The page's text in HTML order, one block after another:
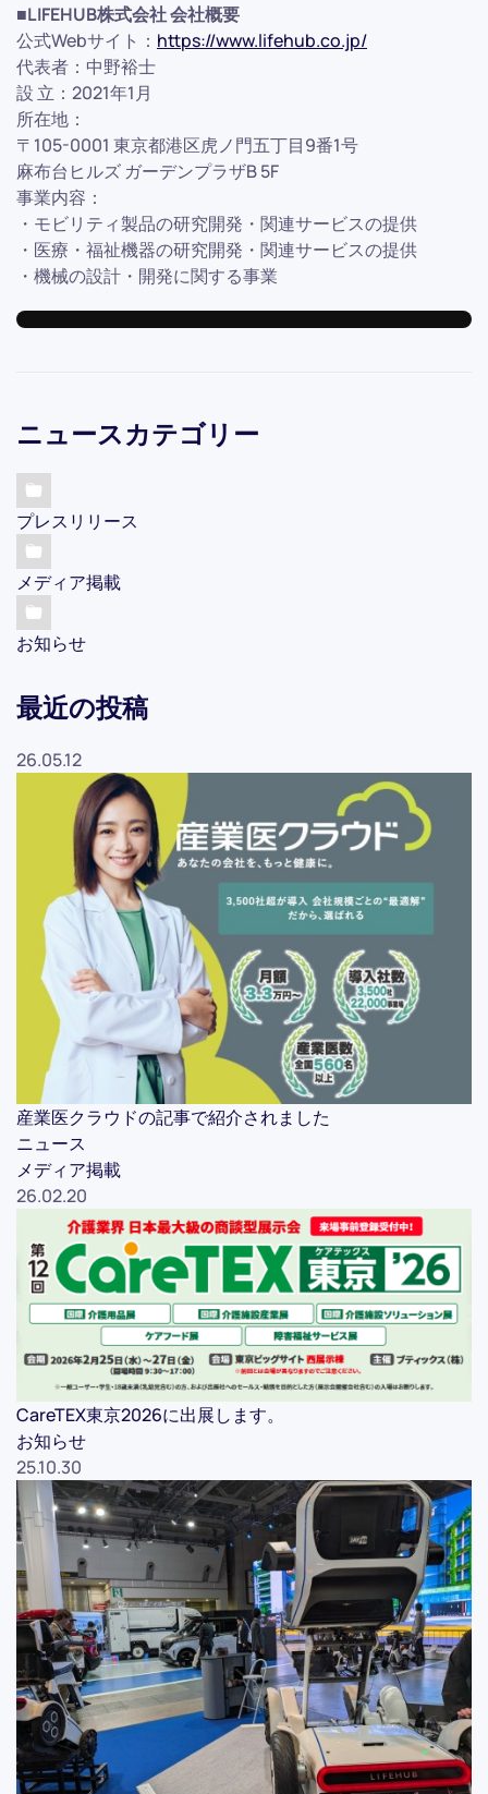
■LIFEHUB株式会社 会社概要
公式Webサイト： https://www.lifehub.co.jp/
代表者：中野裕士
設 立：2021年1月
所在地：
〒105-0001 東京都港区虎ノ門五丁目9番1号
麻布台ヒルズ ガーデンプラザB 5F
事業内容：
・モビリティ製品の研究開発・関連サービスの提供
・医療・福祉機器の研究開発・関連サービスの提供
・機械の設計・開発に関する事業
ニュースカテゴリー
プレスリリース
メディア掲載
お知らせ
最近の投稿
26.05.12
産業医クラウドの記事で紹介されました
ニュース
メディア掲載
26.02.20
CareTEX東京2026に出展します。
お知らせ
25.10.30